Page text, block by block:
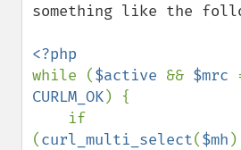
something like the
while ($active && $mrc
CURLM_OK) {
(curl_multi_select($mh )